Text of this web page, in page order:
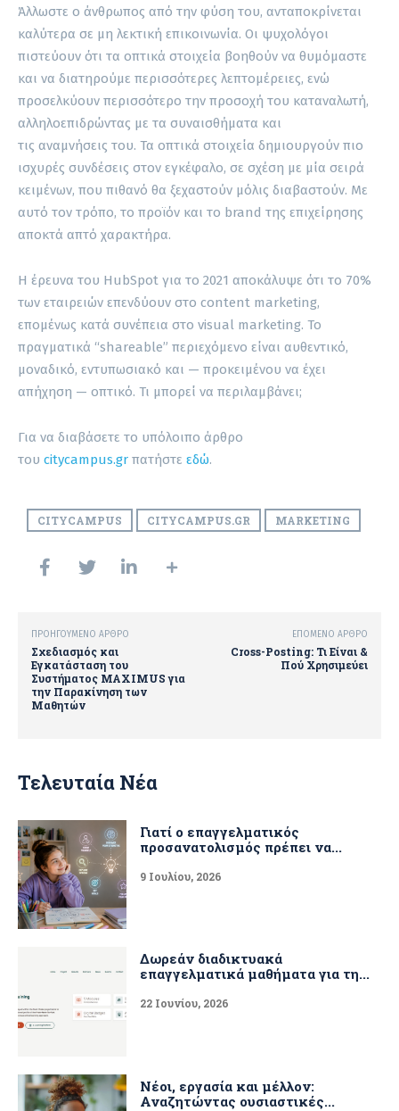
Άλλωστε ο άνθρωπος από την φύση του, ανταποκρίνεται
καλύτερα σε μη λεκτική επικοινωνία. Οι ψυχολόγοι
πιστεύουν ότι τα οπτικά στοιχεία βοηθούν να θυμόμαστε
και να διατηρούμε περισσότερες λεπτομέρειες, ενώ
προσελκύουν περισσότερο την προσοχή του καταναλωτή,
αλληλοεπιδρώντας με τα συναισθήματα και
τις αναμνήσεις του. Τα οπτικά στοιχεία δημιουργούν πιο
ισχυρές συνδέσεις στον εγκέφαλο, σε σχέση με μία σειρά
κειμένων, που πιθανό θα ξεχαστούν μόλις διαβαστούν. Με
αυτό τον τρόπο, το προϊόν και το brand της επιχείρησης
αποκτά απτό χαρακτήρα.
Η έρευνα του HubSpot για το 2021 αποκάλυψε ότι το 70%
των εταιρειών επενδύουν στο content marketing,
επομένως κατά συνέπεια στο visual marketing. Το
πραγματικά “shareable” περιεχόμενο είναι αυθεντικό,
μοναδικό, εντυπωσιακό και — προκειμένου να έχει
απήχηση — οπτικό. Τι μπορεί να περιλαμβάνει;
Για να διαβάσετε το υπόλοιπο άρθρο
του citycampus.gr πατήστε εδώ.
CITYCAMPUS CITYCAMPUS.GR MARKETING
ΠΡΟΗΓΟΎΜΕΝΟ ΆΡΘΡΟ
Σχεδιασμός και
Εγκατάσταση του
Συστήματος MAXIMUS για
την Παρακίνηση των
Μαθητών
ΕΠΌΜΕΝΟ ΆΡΘΡΟ
Cross-Posting: Τι Είναι &
Πού Χρησιμεύει
Τελευταία Νέα
Γιατί ο επαγγελματικός
προσανατολισμός πρέπει να...
9 Ιουλίου, 2026
Δωρεάν διαδικτυακά
επαγγελματικά μαθήματα για τη...
22 Ιουνίου, 2026
Νέοι, εργασία και μέλλον:
Αναζητώντας ουσιαστικές...